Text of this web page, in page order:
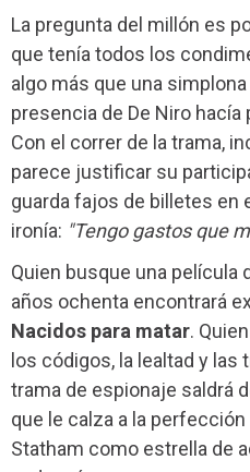
La pregunta del millón es
que tenía todos los
algo más que una
presencia de De Niro
Con el correr de la trama,
parece justificar su
guarda fajos de billetes en
ironía: "Tengo gastos que
Quien busque una película
años ochenta encontrará
Nacidos para matar.
los códigos, la lealtad y las
trama de espionaje saldrá
que le calza a la
Statham como estrella de